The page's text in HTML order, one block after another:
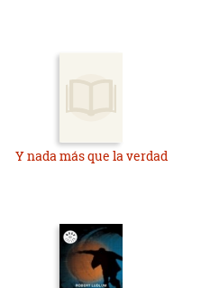
Y nada más que la verdad